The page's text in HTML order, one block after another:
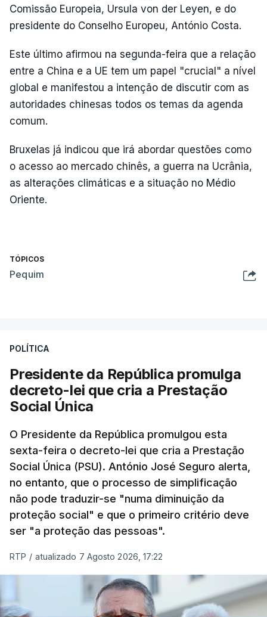
Comissão Europeia, Ursula von der Leyen, e do
presidente do Conselho Europeu, António Costa.
Este último afirmou na segunda-feira que a relação
entre a China e a UE tem um papel "crucial" a nível
global e manifestou a intenção de discutir com as
autoridades chinesas todos os temas da agenda
comum.
Bruxelas já indicou que irá abordar questões como
o acesso ao mercado chinês, a guerra na Ucrânia,
as alterações climáticas e a situação no Médio
Oriente.
TÓPICOS
Pequim
POLÍTICA
Presidente da República promulga
decreto-lei que cria a Prestação
Social Única
O Presidente da República promulgou esta
sexta-feira o decreto-lei que cria a Prestação
Social Única (PSU). António José Seguro alerta,
no entanto, que o processo de simplificação
não pode traduzir-se "numa diminuição da
proteção social" e que o primeiro critério deve
ser "a proteção das pessoas".
RTP / atualizado 7 Agosto 2026, 17:22